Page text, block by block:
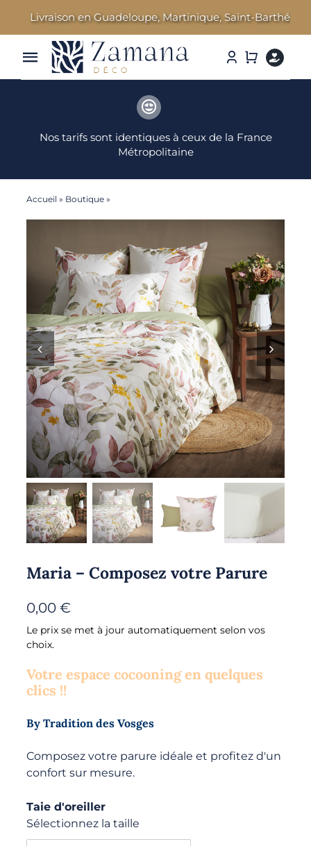
Livraison en Guadeloupe, Martinique, Saint-Barthélemy
Toggle
Parfums d’ambiance
Cosmétiques Bien-être
Idées Cadeaux
Nos marques
Nos tarifs sont identiques à ceux de la France
Métropolitaine
Accueil » Boutique»
Maria – Composez votre Parure
0,00 €
Le prix se met à jour automatiquement selon vos
choix.
Votre espace cocooning en quelques
clics !!
By Tradition des Vosges
Composez votre parure idéale et profitez d'un
confort sur mesure.
Taie d'oreiller
Sélectionnez la taille